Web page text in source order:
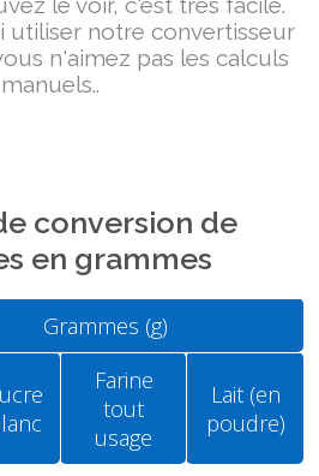
utiliser notre convertisseur
n'aimez pas les calculs
manuels..
conversion de
en grammes
Grammes (g)
Farine
tout
usage
Lait (en
poudre)